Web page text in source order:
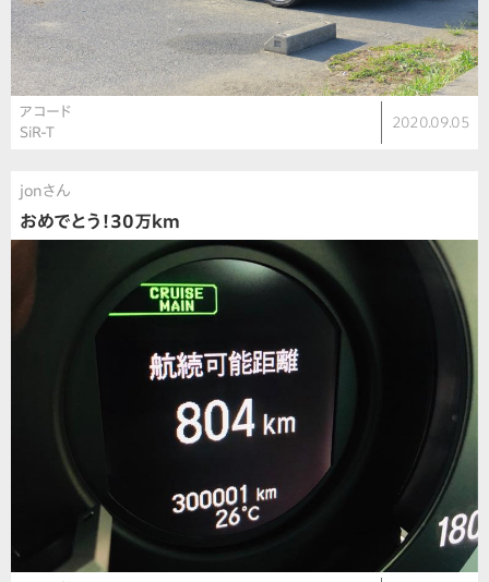
アコード
SiR-T
2020.09.05
jonさん
おめでとう！30万km